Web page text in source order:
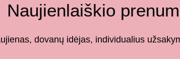
Naujienlaiškio
dovanų idėjas, individualius